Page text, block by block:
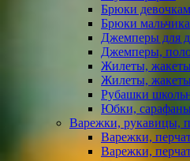
Брюки
Брюки
Джемперы для
Джемперы,
Жилеты,
Жилеты,
Рубашки
Юбки,
Варежки, рукавицы,
Варежки,
Варежки,